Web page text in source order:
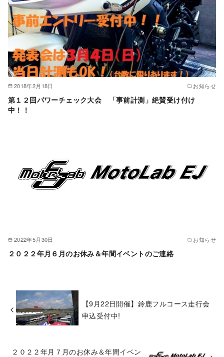
2018年2月18日 お知らせ
第１２回パワーチェック大会 「事前計測」絶賛受け付け
中！！
2022年5月30日 お知らせ
２０２２年月６月のお休み＆年間イベントのご連絡
【9月22日開催】鈴鹿フルコース走行会
申込受付中!
２０２２年月７月のお休み＆年間イベン